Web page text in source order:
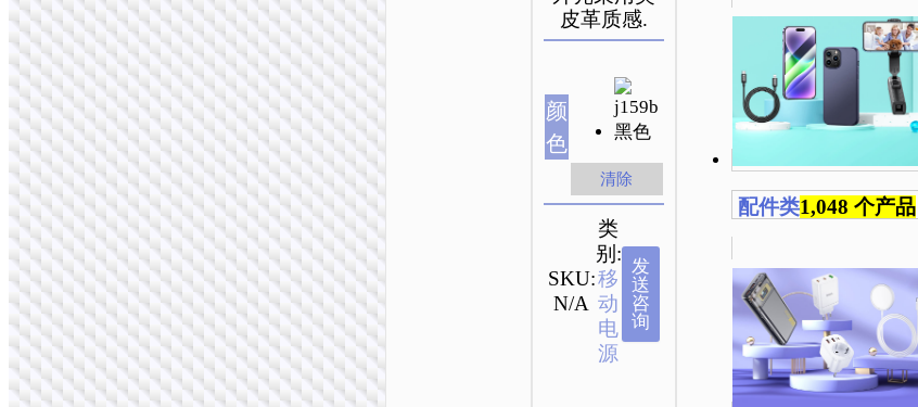
皮革质感.
颜
色
清除
SKU:
N/A
类
别:
移
动
电
源
发
送
咨
询
配件类1,048 个产品